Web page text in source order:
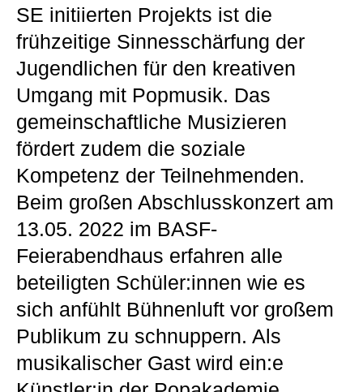
SE initiierten Projekts ist die
frühzeitige Sinnesschärfung der
Jugendlichen für den kreativen
Umgang mit Popmusik. Das
gemeinschaftliche Musizieren
fördert zudem die soziale
Kompetenz der Teilnehmenden.
Beim großen Abschlusskonzert am
13.05. 2022 im BASF-
Feierabendhaus erfahren alle
beteiligten Schüler:innen wie es
sich anfühlt Bühnenluft vor großem
Publikum zu schnuppern. Als
musikalischer Gast wird ein:e